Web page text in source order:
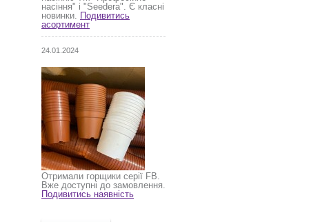
насіння" і "Seedera". Є класні
новинки. Подивитись
асортимент
24.01.2024
Отримали горщики серії FB.
Вже доступні до замовлення.
Подивитись наявність